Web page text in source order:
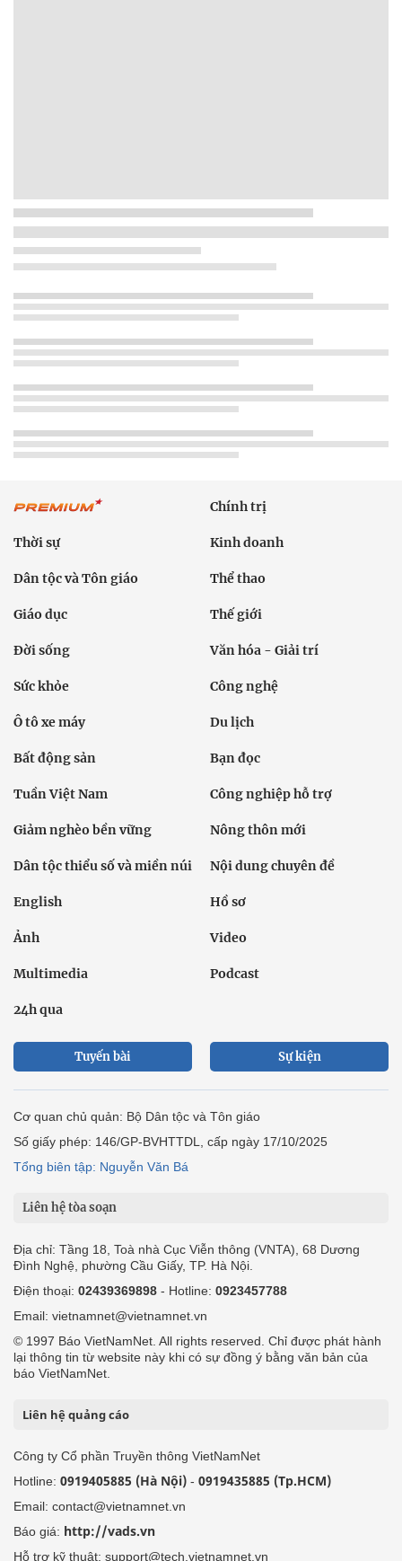
Chính trị
Thời sự Kinh doanh
Dân tộc và Tôn giáo Thể thao
Giáo dục Thế giới
Đời sống Văn hóa - Giải trí
Sức khỏe Công nghệ
Ô tô xe máy Du lịch
Bất động sản Bạn đọc
Tuần Việt Nam Công nghiệp hỗ trợ
Giảm nghèo bền vững Nông thôn mới
Dân tộc thiểu số và miền núi Nội dung chuyên đề
English Hồ sơ
Ảnh Video
Multimedia Podcast
24h qua
Tuyến bài Sự kiện
Cơ quan chủ quản: Bộ Dân tộc và Tôn giáo
Số giấy phép: 146/GP-BVHTTDL, cấp ngày 17/10/2025
Tổng biên tập: Nguyễn Văn Bá
Liên hệ tòa soạn
Địa chỉ: Tầng 18, Toà nhà Cục Viễn thông (VNTA), 68 Dương
Đình Nghệ, phường Cầu Giấy, TP. Hà Nội.
Điện thoại: 02439369898 - Hotline: 0923457788
Email: vietnamnet@vietnamnet.vn
© 1997 Báo VietNamNet. All rights reserved. Chỉ được phát hành
lại thông tin từ website này khi có sự đồng ý bằng văn bản của
báo VietNamNet.
Liên hệ quảng cáo
Công ty Cổ phần Truyền thông VietNamNet
Hotline: 0919405885 (Hà Nội) - 0919435885 (Tp.HCM)
Email: contact@vietnamnet.vn
Báo giá: http://vads.vn
Hỗ trợ kỹ thuật: support@tech.vietnamnet.vn